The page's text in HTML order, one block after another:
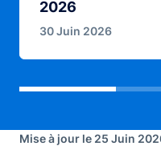
2026
30 Juin 2026
Mise à jour le 25 Juin